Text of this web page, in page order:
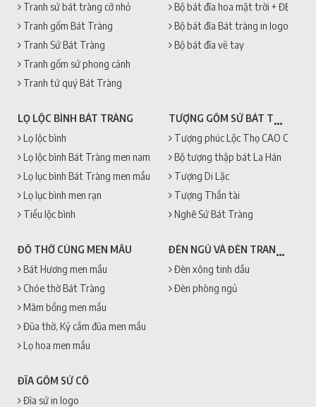
Tranh sứ bát tràng cỡ nhỏ
Tranh gốm Bát Tràng
Tranh Sứ Bát Tràng
Tranh gốm sứ phong cảnh
Tranh tứ quý Bát Tràng
Bộ bát đĩa hoa mặt trời + ĐẸP +
Bộ bát đĩa Bát tràng in logo
Bộ bát đĩa vẽ tay
LỌ LỘC BÌNH BÁT TRÀNG
Lọ lộc bình
Lọ lộc bình Bát Tràng men nam
Lọ lục bình Bát Tràng men mầu
Lọ lục bình men rạn
Tiểu lộc bình
TƯỢNG GỐM SỨ BÁT TRÀNG
Tượng phúc Lộc Thọ CAO CẤP +
Bộ tượng thập bát La Hán
Tượng Di Lặc
Tượng Thần tài
Nghê Sứ Bát Tràng
ĐỒ THỜ CÚNG MEN MẦU
Bát Hương men mầu
Chóe thờ Bát Tràng
Mâm bồng men mầu
Đũa thờ, Kỷ cắm đũa men mầu
Lọ hoa men mầu
ĐÈN NGỦ VÀ ĐÈN TRANG TRÍ
Đèn xông tinh dầu
Đèn phòng ngủ
ĐĨA GỐM SỨ CỔ
Đĩa sứ in logo